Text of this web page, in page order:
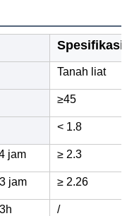
Spesifikasi
Tanah liat
≥45
< 1.8
jam ≥ 2.3
jam ≥ 2.26
/